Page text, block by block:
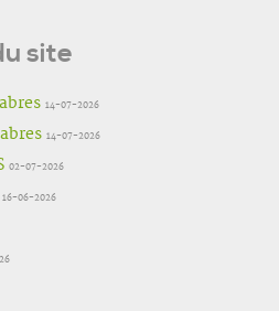
site
14-07-2026
14-07-2026
02-07-2026
16-06-2026